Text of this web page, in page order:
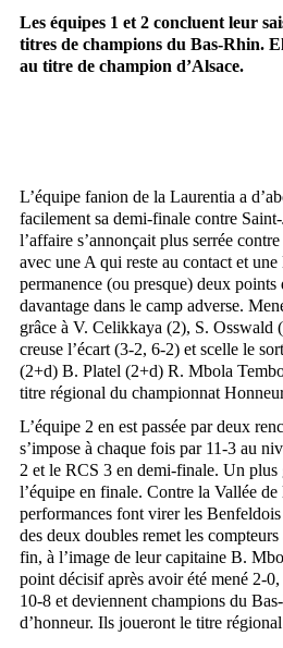
Les équipes 1 et 2 concluent leur
titres de champions du Bas-Rhin.
au titre de champion d’Alsace.
L’équipe fanion de la Laurentia a
facilement sa demi-finale contre
l’affaire s’annonçait plus serrée
avec une A qui reste au contact et
permanence (ou presque) deux points
davantage dans le camp adverse.
grâce à V. Celikkaya (2), S. Osswald
creuse l’écart (3-2, 6-2) et scelle le
(2+d) B. Platel (2+d) R. Mbola
titre régional du championnat
L’équipe 2 en est passée par deux
s’impose à chaque fois par 11-3 au
2 et le RCS 3 en demi-finale. Un plus
l’équipe en finale. Contre la Vallée
performances font virer les
des deux doubles remet les
fin, à l’image de leur capitaine B.
point décisif après avoir été mené 2-
10-8 et deviennent champions du
d’honneur. Ils joueront le titre